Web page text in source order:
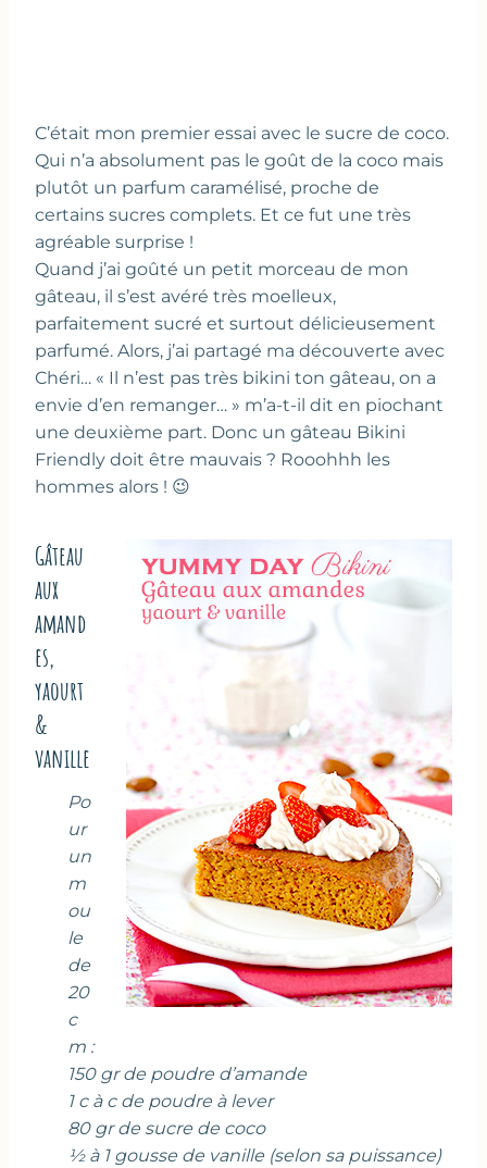
C’était mon premier essai avec le sucre de coco.
Qui n’a absolument pas le goût de la coco mais
plutôt un parfum caramélisé, proche de
certains sucres complets. Et ce fut une très
agréable surprise !
Quand j’ai goûté un petit morceau de mon
gâteau, il s’est avéré très moelleux,
parfaitement sucré et surtout délicieusement
parfumé. Alors, j’ai partagé ma découverte avec
Chéri… « Il n’est pas très bikini ton gâteau, on a
envie d’en remanger… » m’a-t-il dit en piochant
une deuxième part. Donc un gâteau Bikini
Friendly doit être mauvais ? Rooohhh les
hommes alors ! 😉
Gâteau
aux
amand
es,
yaourt
&
vanille
Po
ur
un
m
ou
le
de
20
c
m :
150 gr de poudre d’amande
1 c à c de poudre à lever
80 gr de sucre de coco
½ à 1 gousse de vanille (selon sa puissance)